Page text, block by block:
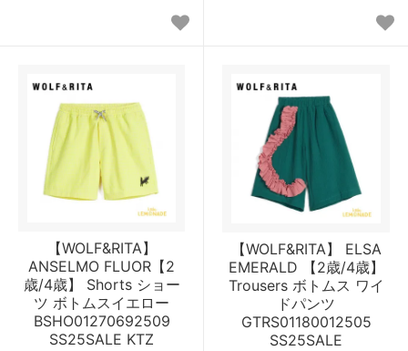
【WOLF&RITA】
ANSELMO FLUOR【2
歳/4歳】 Shorts ショー
ツ ボトムスイエロー
BSHO01270692509
SS25SALE KTZ
【WOLF&RITA】 ELSA
EMERALD 【2歳/4歳】
Trousers ボトムス ワイ
ドパンツ
GTRS01180012505
SS25SALE